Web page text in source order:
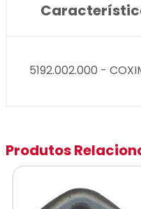
5192.002.000 -
Produtos